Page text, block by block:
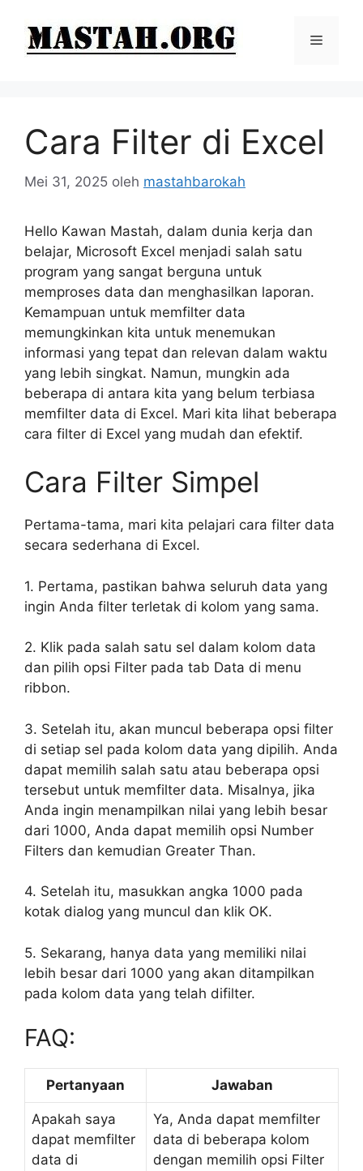
Menu
Cara Filter di Excel
Mei 31, 2025 oleh mastahbarokah
Hello Kawan Mastah, dalam dunia kerja dan
belajar, Microsoft Excel menjadi salah satu
program yang sangat berguna untuk
memproses data dan menghasilkan laporan.
Kemampuan untuk memfilter data
memungkinkan kita untuk menemukan
informasi yang tepat dan relevan dalam waktu
yang lebih singkat. Namun, mungkin ada
beberapa di antara kita yang belum terbiasa
memfilter data di Excel. Mari kita lihat beberapa
cara filter di Excel yang mudah dan efektif.
Cara Filter Simpel
Pertama-tama, mari kita pelajari cara filter data
secara sederhana di Excel.
1. Pertama, pastikan bahwa seluruh data yang
ingin Anda filter terletak di kolom yang sama.
2. Klik pada salah satu sel dalam kolom data
dan pilih opsi Filter pada tab Data di menu
ribbon.
3. Setelah itu, akan muncul beberapa opsi filter
di setiap sel pada kolom data yang dipilih. Anda
dapat memilih salah satu atau beberapa opsi
tersebut untuk memfilter data. Misalnya, jika
Anda ingin menampilkan nilai yang lebih besar
dari 1000, Anda dapat memilih opsi Number
Filters dan kemudian Greater Than.
4. Setelah itu, masukkan angka 1000 pada
kotak dialog yang muncul dan klik OK.
5. Sekarang, hanya data yang memiliki nilai
lebih besar dari 1000 yang akan ditampilkan
pada kolom data yang telah difilter.
FAQ:
Pertanyaan Jawaban
Apakah saya
dapat memfilter
data di
Ya, Anda dapat memfilter
data di beberapa kolom
dengan memilih opsi Filter